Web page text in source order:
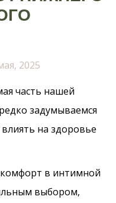
2025
часть нашей
задумываемся
на здоровье
в интимной
выбором,